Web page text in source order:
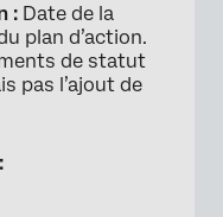
: Date de la
plan d’action.
de statut
pas l’ajout de